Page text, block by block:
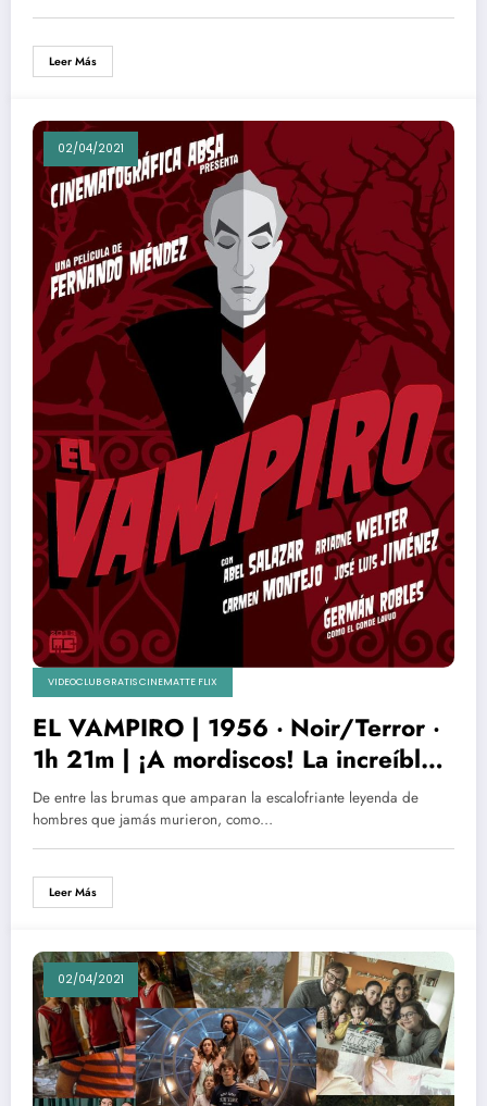
Leer Más
02/04/2021
VIDEOCLUB GRATIS CINEMATTE FLIX
EL VAMPIRO | 1956 ‧ Noir/Terror ‧
1h 21m | ¡A mordiscos! La increíble
historia de Germán Robles
De entre las brumas que amparan la escalofriante leyenda de
hombres que jamás murieron, como…
Leer Más
02/04/2021